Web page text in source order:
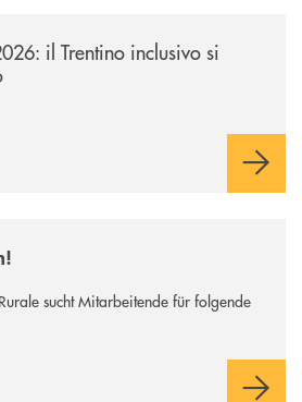
il Trentino inclusivo si
sucht Mitarbeitende für folgende